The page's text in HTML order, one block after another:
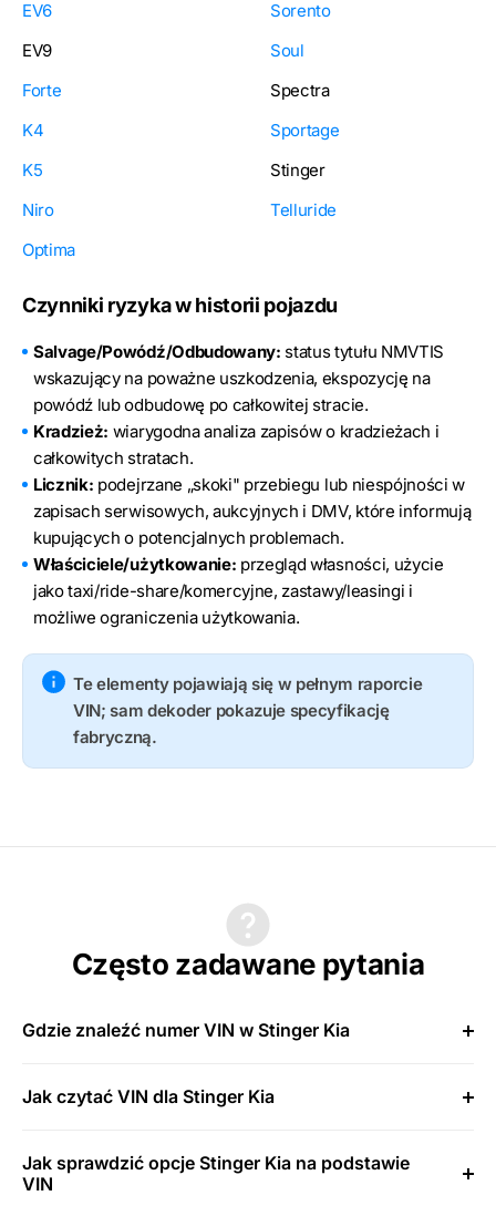
EV6
EV9
Forte
K4
K5
Niro
Optima
Sorento
Soul
Spectra
Sportage
Stinger
Telluride
Czynniki ryzyka w historii pojazdu
Salvage/Powódź/Odbudowany: status tytułu NMVTIS
wskazujący na poważne uszkodzenia, ekspozycję na
powódź lub odbudowę po całkowitej stracie.
Kradzież: wiarygodna analiza zapisów o kradzieżach i
całkowitych stratach.
Licznik: podejrzane „skoki" przebiegu lub niespójności w
zapisach serwisowych, aukcyjnych i DMV, które informują
kupujących o potencjalnych problemach.
Właściciele/użytkowanie: przegląd własności, użycie
jako taxi/ride-share/komercyjne, zastawy/leasingi i
możliwe ograniczenia użytkowania.
Te elementy pojawiają się w pełnym raporcie
VIN; sam dekoder pokazuje specyfikację
fabryczną.
Często zadawane pytania
Gdzie znaleźć numer VIN w Stinger Kia
Jak czytać VIN dla Stinger Kia
Jak sprawdzić opcje Stinger Kia na podstawie
VIN